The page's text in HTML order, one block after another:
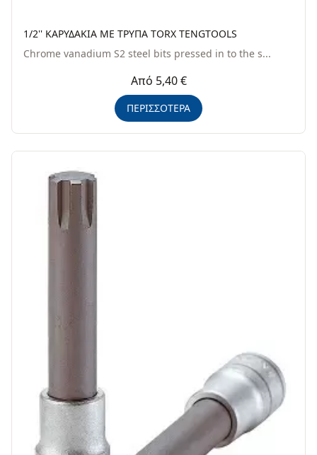
1/2'' ΚΑΡΥΔΑΚΙΑ ΜΕ ΤΡΥΠΑ TORX TENGTOOLS
Chrome vanadium S2 steel bits pressed in to the s...
Από 5,40 €
ΠΕΡΙΣΣΟΤΕΡΑ